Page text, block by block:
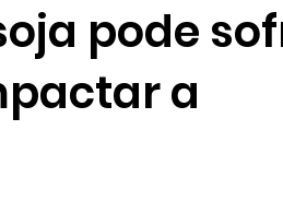
pode
a